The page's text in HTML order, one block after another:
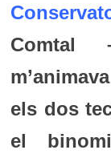
Comtal
els dos
el